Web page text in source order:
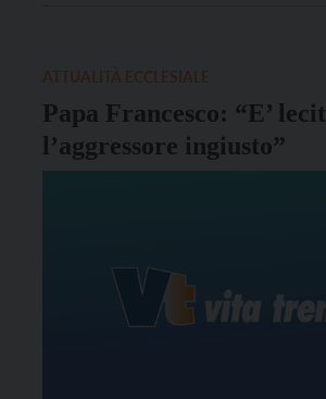
Papa Francesco: “E’
l’aggressore ingiusto”